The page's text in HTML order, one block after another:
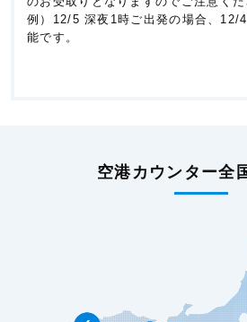
例）12/5 深夜1時ご出発の場合、12/
能です。
空港カウンター全